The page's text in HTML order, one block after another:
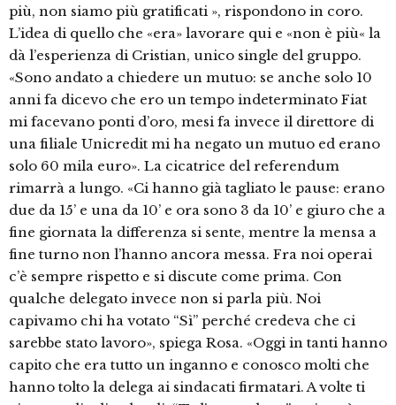
più, non siamo più gratificati », rispondono in coro.
L’idea di quello che «era» lavorare qui e «non è più« la
dà l’esperienza di Cristian, unico single del gruppo.
«Sono andato a chiedere un mutuo: se anche solo 10
anni fa dicevo che ero un tempo indeterminato Fiat
mi facevano ponti d’oro, mesi fa invece il direttore di
una filiale Unicredit mi ha negato un mutuo ed erano
solo 60 mila euro». La cicatrice del referendum
rimarrà a lungo. «Ci hanno già tagliato le pause: erano
due da 15’ e una da 10’ e ora sono 3 da 10’ e giuro che a
fine giornata la differenza si sente, mentre la mensa a
fine turno non l’hanno ancora messa. Fra noi operai
c’è sempre rispetto e si discute come prima. Con
qualche delegato invece non si parla più. Noi
capivamo chi ha votato “Sì” perché credeva che ci
sarebbe stato lavoro», spiega Rosa. «Oggi in tanti hanno
capito che era tutto un inganno e conosco molti che
hanno tolto la delega ai sindacati firmatari. A volte ti